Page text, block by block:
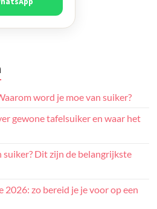
word je moe van suiker?
gewone tafelsuiker en waar het
Dit zijn de belangrijkste
2026: zo bereid je je voor op een